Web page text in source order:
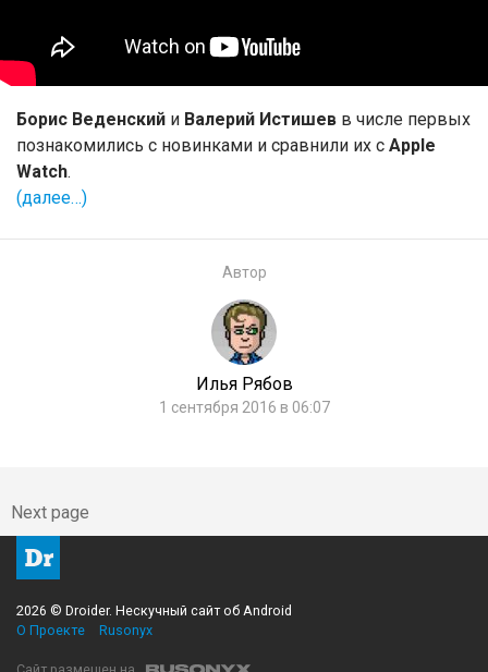
Борис Веденский и Валерий Истишев в числе первых
познакомились с новинками и сравнили их с Apple
Watch.
(далее…)
Автор
Илья Рябов
1 сентября 2016 в 06:07
Next page
2026 © Droider. Нескучный сайт об Android
О Проекте
Rusonyx